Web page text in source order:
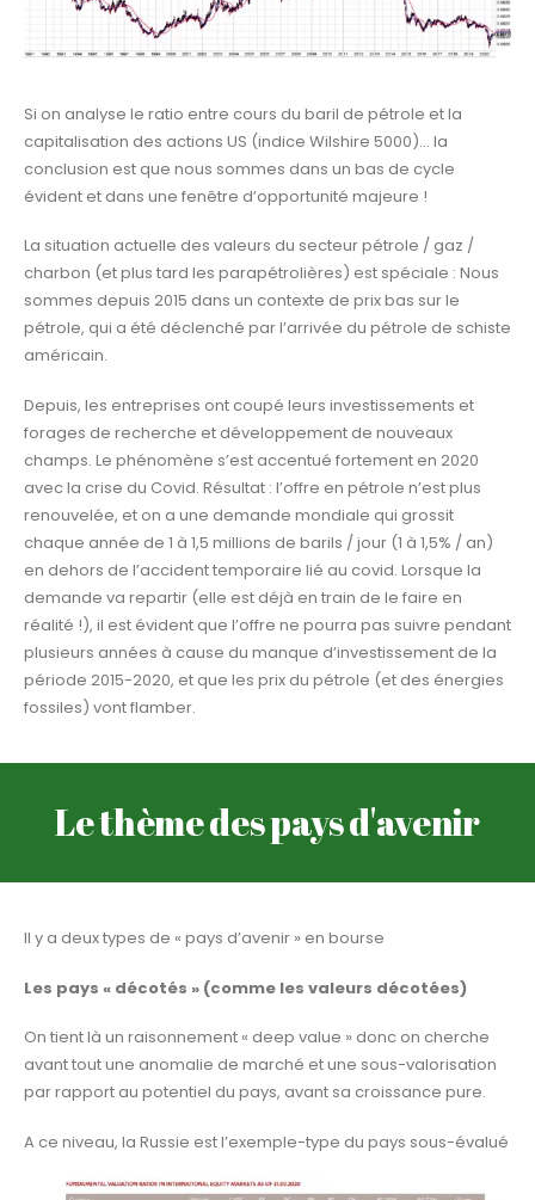
Si on analyse le ratio entre cours du baril de pétrole et la
capitalisation des actions US (indice Wilshire 5000)… la
conclusion est que nous sommes dans un bas de cycle
évident et dans une fenêtre d’opportunité majeure !
La situation actuelle des valeurs du secteur pétrole / gaz /
charbon (et plus tard les parapétrolières) est spéciale : Nous
sommes depuis 2015 dans un contexte de prix bas sur le
pétrole, qui a été déclenché par l’arrivée du pétrole de schiste
américain.
Depuis, les entreprises ont coupé leurs investissements et
forages de recherche et développement de nouveaux
champs. Le phénomène s’est accentué fortement en 2020
avec la crise du Covid. Résultat : l’offre en pétrole n’est plus
renouvelée, et on a une demande mondiale qui grossit
chaque année de 1 à 1,5 millions de barils / jour (1 à 1,5% / an)
en dehors de l’accident temporaire lié au covid. Lorsque la
demande va repartir (elle est déjà en train de le faire en
réalité !), il est évident que l’offre ne pourra pas suivre pendant
plusieurs années à cause du manque d’investissement de la
période 2015-2020, et que les prix du pétrole (et des énergies
fossiles) vont flamber.
Le thème des pays d'avenir
Il y a deux types de « pays d’avenir » en bourse
Les pays « décotés » (comme les valeurs décotées)
On tient là un raisonnement « deep value » donc on cherche
avant tout une anomalie de marché et une sous-valorisation
par rapport au potentiel du pays, avant sa croissance pure.
A ce niveau, la Russie est l’exemple-type du pays sous-évalué